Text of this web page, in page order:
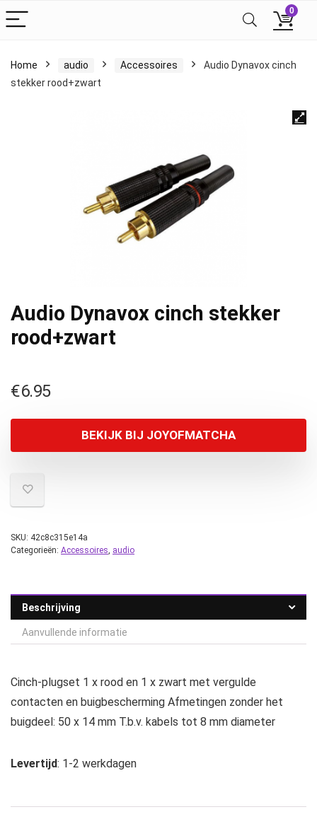
0
Home audio Accessoires
Audio Dynavox cinch
stekker rood+zwart
Audio Dynavox cinch stekker
rood+zwart
€6.95
BEKIJK BIJ JOYOFMATCHA
SKU: 42c8c315e14a
Categorieën: Accessoires, audio
Beschrijving
Aanvullende informatie
Cinch-plugset 1 x rood en 1 x zwart met vergulde
contacten en buigbescherming Afmetingen zonder het
buigdeel: 50 x 14 mm T.b.v. kabels tot 8 mm diameter
Levertijd: 1-2 werkdagen